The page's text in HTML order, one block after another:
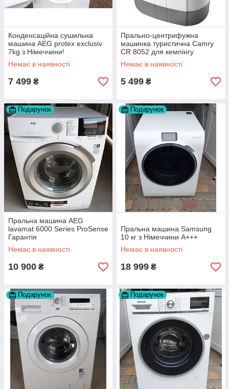
Конденсаційна сушильна
машина AEG protex exclusiv
7kg з Німеччини!
Немає в наявності
7 499 ₴
Прально-центрифужна
машинка туристична Camry
CR 8052 для кемпінгу
Немає в наявності
5 499 ₴
Подарунок
Пральна машина AEG
lavamat 6000 Series ProSense
Гарантія
Немає в наявності
10 900 ₴
Подарунок
Пральна машина Samsung
10 кг з Німеччини А+++
Немає в наявності
18 999 ₴
Подарунок Подарунок